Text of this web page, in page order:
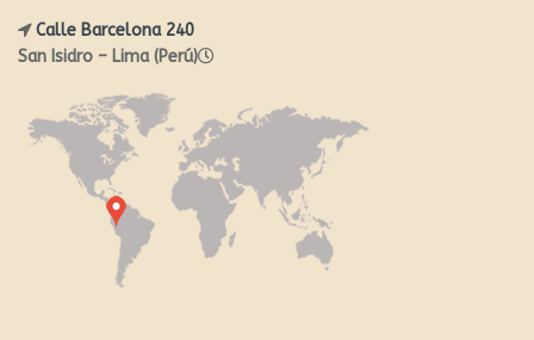
Calle Barcelona 240
San Isidro – Lima (Perú)